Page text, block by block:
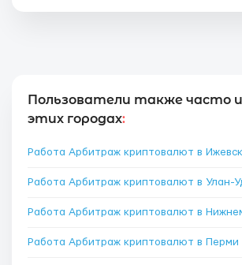
Пользователи также часто
этих городах:
Работа Арбитраж криптовалют в Ижевск
Работа Арбитраж криптовалют в Улан-
Работа Арбитраж криптовалют в Перми